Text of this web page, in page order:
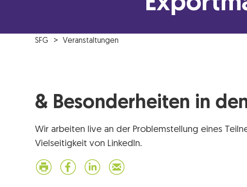
SFG Veranstaltungen
& Besonderheiten in
Wir arbeiten live an der Problemstellung eines
Vielseitigkeit von LinkedIn.